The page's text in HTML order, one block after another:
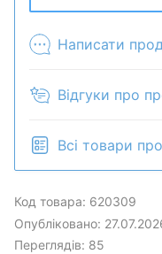
Написати
Відгуки про
Всі товари
Код товара: 620309
Опубліковано:
Переглядів: 85